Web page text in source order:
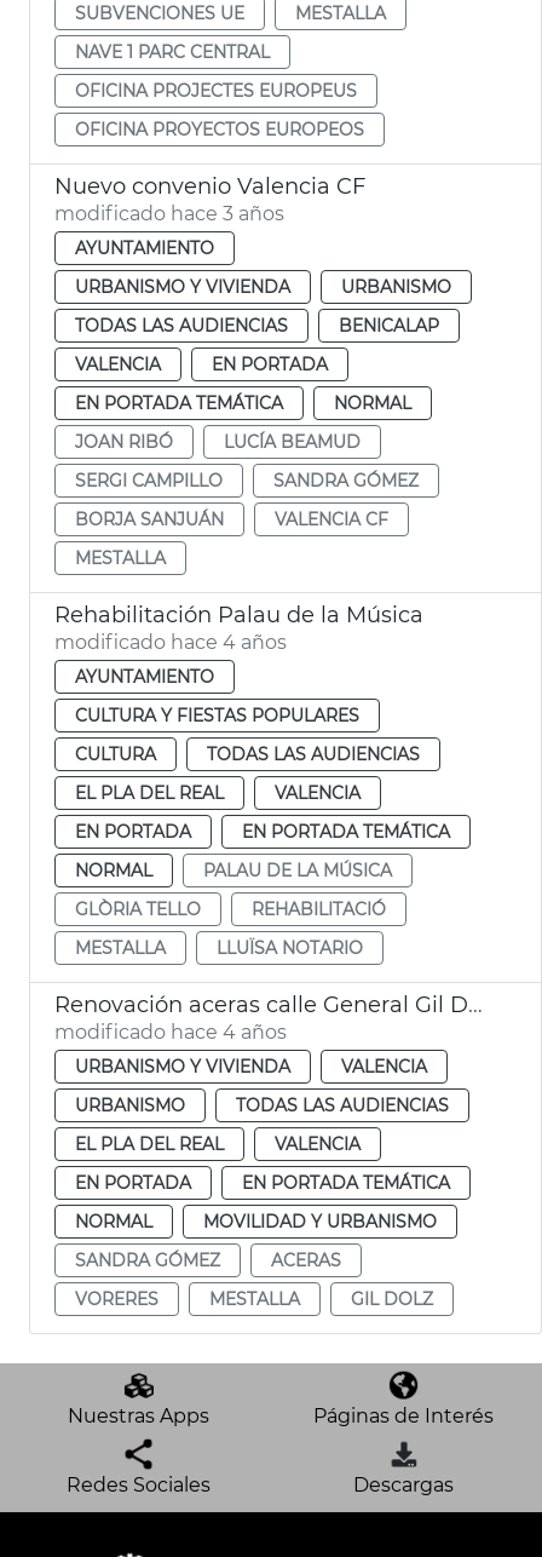
SUBVENCIONES UE
MESTALLA
NAVE 1 PARC CENTRAL
OFICINA PROJECTES EUROPEUS
OFICINA PROYECTOS EUROPEOS
Nuevo convenio Valencia CF
modificado hace 3 años
AYUNTAMIENTO
URBANISMO Y VIVIENDA
URBANISMO
TODAS LAS AUDIENCIAS
BENICALAP
VALENCIA
EN PORTADA
EN PORTADA TEMÁTICA
NORMAL
JOAN RIBÓ
LUCÍA BEAMUD
SERGI CAMPILLO
SANDRA GÓMEZ
BORJA SANJUÁN
VALENCIA CF
MESTALLA
Rehabilitación Palau de la Música
modificado hace 4 años
AYUNTAMIENTO
CULTURA Y FIESTAS POPULARES
CULTURA
TODAS LAS AUDIENCIAS
EL PLA DEL REAL
VALENCIA
EN PORTADA
EN PORTADA TEMÁTICA
NORMAL
PALAU DE LA MÚSICA
GLÒRIA TELLO
REHABILITACIÓ
MESTALLA
LLUÏSA NOTARIO
Renovación aceras calle General Gil Dolz
modificado hace 4 años
URBANISMO Y VIVIENDA
VALENCIA
URBANISMO
TODAS LAS AUDIENCIAS
EL PLA DEL REAL
VALENCIA
EN PORTADA
EN PORTADA TEMÁTICA
NORMAL
MOVILIDAD Y URBANISMO
SANDRA GÓMEZ
ACERAS
VORERES
MESTALLA GIL DOLZ
Nuestras Apps Páginas de Interés
Redes Sociales Descargas